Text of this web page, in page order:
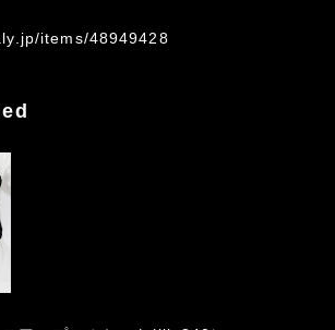
items/48949428